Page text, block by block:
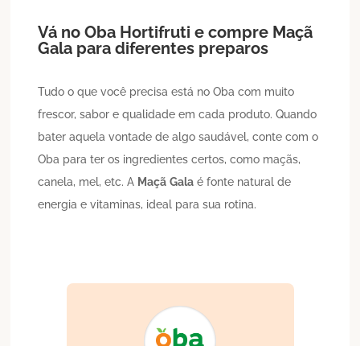
Vá no Oba Hortifruti e compre Maçã
Gala para diferentes preparos
Tudo o que você precisa está no Oba com muito
frescor, sabor e qualidade em cada produto. Quando
bater aquela vontade de algo saudável, conte com o
Oba para ter os ingredientes certos, como maçãs,
canela, mel, etc. A Maçã Gala é fonte natural de
energia e vitaminas, ideal para sua rotina.